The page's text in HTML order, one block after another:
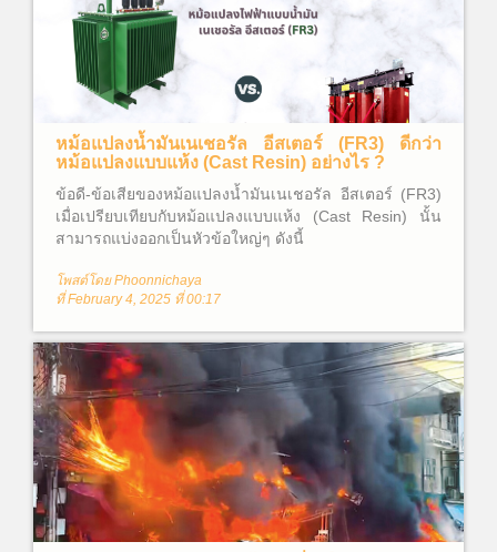
หม้อแปลงน้ำมันเนเชอรัล อีสเตอร์ (FR3) ดีกว่า
หม้อแปลงแบบแห้ง (Cast Resin) อย่างไร ?
ข้อดี-ข้อเสียของหม้อแปลงน้ำมันเนเชอรัล อีสเตอร์ (FR3)
เมื่อเปรียบเทียบกับหม้อแปลงแบบแห้ง (Cast Resin) นั้น
สามารถแบ่งออกเป็นหัวข้อใหญ่ๆ ดังนี้
โพสต์โดย Phoonnichaya
ที่ February 4, 2025 ที่ 00:17